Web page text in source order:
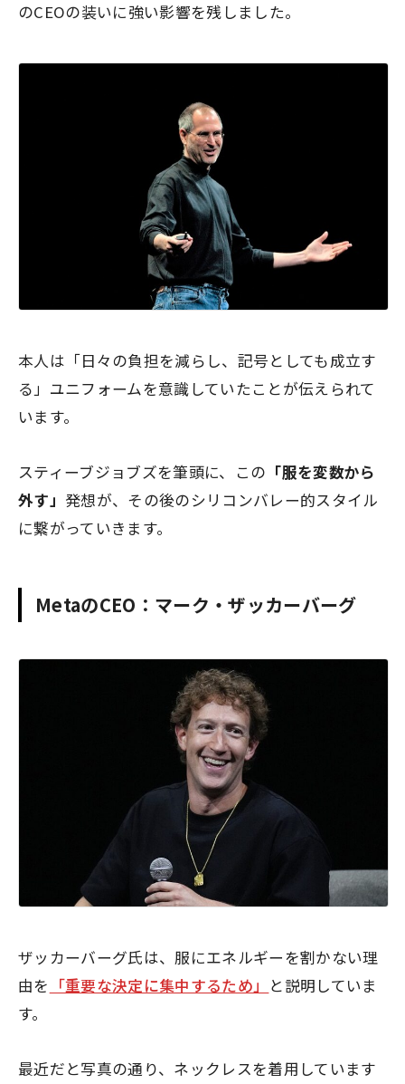
のCEOの装いに強い影響を残しました。
本人は「日々の負担を減らし、記号としても成立す
る」ユニフォームを意識していたことが伝えられて
います。
スティーブジョブズを筆頭に、この 「服を変数から
外す」 発想が、その後のシリコンバレー的スタイル
に繋がっていきます。
MetaのCEO：マーク・ザッカーバーグ
ザッカーバーグ氏は、服にエネルギーを割かない理
由を 「重要な決定に集中するため」 と説明していま
す。
最近だと写真の通り、ネックレスを着用しています